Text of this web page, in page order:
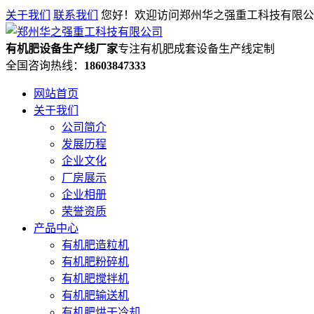
关于我们 联系我们 您好！欢迎访问郑州华之强重工科技有限
有机肥设备生产线厂家专注有机肥成套设备生产线定制
全国咨询热线： 18603847333
网站首页
关于我们
公司简介
发展历程
企业文化
厂房展示
企业相册
荣誉资质
产品中心
有机肥造粒机
有机肥粉碎机
有机肥搅拌机
有机肥输送机